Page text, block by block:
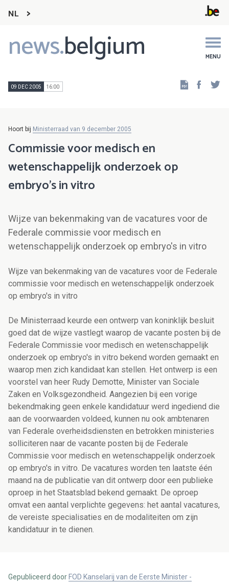
NL
news.belgium MENU
Main
navigation
09 DEC 2005 16:00
Hoort bij Ministerraad van 9 december 2005
Commissie voor medisch en
wetenschappelijk onderzoek op
embryo's in vitro
Wijze van bekenmaking van de vacatures voor de
Federale commissie voor medisch en
wetenschappelijk onderzoek op embryo's in vitro
Wijze van bekenmaking van de vacatures voor de Federale
commissie voor medisch en wetenschappelijk onderzoek
op embryo's in vitro
De Ministerraad keurde een ontwerp van koninklijk besluit
goed dat de wijze vastlegt waarop de vacante posten bij de
Federale Commissie voor medisch en wetenschappelijk
onderzoek op embryo's in vitro bekend worden gemaakt en
waarop men zich kandidaat kan stellen. Het ontwerp is een
voorstel van heer Rudy Demotte, Minister van Sociale
Zaken en Volksgezondheid. Aangezien bij een vorige
bekendmaking geen enkele kandidatuur werd ingediend die
aan de voorwaarden voldeed, kunnen nu ook ambtenaren
van Federale overheidsdiensten en betrokken ministeries
solliciteren naar de vacante posten bij de Federale
Commissie voor medisch en wetenschappelijk onderzoek
op embryo's in vitro. De vacatures worden ten laatste één
maand na de publicatie van dit ontwerp door een publieke
oproep in het Staatsblad bekend gemaakt. De oproep
omvat een aantal verplichte gegevens: het aantal vacatures,
de vereiste specialisaties en de modaliteiten om zijn
kandidatuur in te dienen.
Gepubliceerd door FOD Kanselarij van de Eerste Minister -